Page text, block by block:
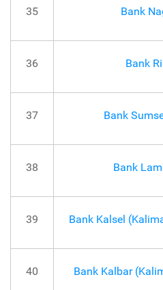
35 Bank
36 Bank
37 Bank
38 Bank
39 Bank Kalsel
40 Bank Kalbar